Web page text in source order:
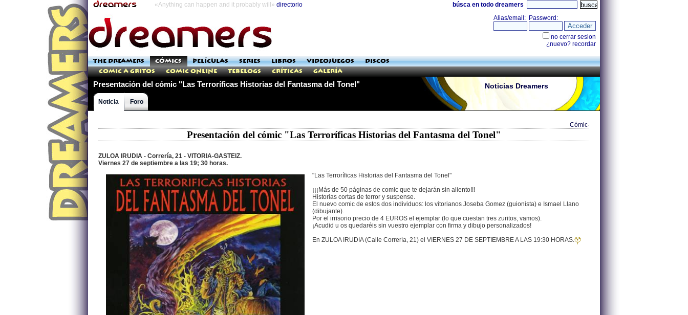
«Anything can happen and it probably will» directorio búsca en todo dreamers
THE DREAMERS CÓMICS PELÍCULAS SERIES LIBROS VIDEOJUEGOS
DISCOS
Comic a Gritos
Comic Online Tebelogs Críticas Galería
Presentación del cómic "Las Terroríficas Historias del Fantasma del Tonel" Noticias Dreamers
Noticia Foro
Cómic·
Presentación del cómic "Las Terroríficas Historias del Fantasma del Tonel"
ZULOA IRUDIA - Correría, 21 - VITORIA-GASTEIZ.
Viernes 27 de septiembre a las 19; 30 horas.
"Las Terroríficas Historias del Fantasma del Tonel"
¡¡¡Más de 50 páginas de comic que te dejarán sin aliento!!!
Historias cortas de terror y suspense.
El nuevo comic de estos dos individuos: los vitorianos Joseba Gomez (guionista) e Ismael Llano
(dibujante).
Por el irrisorio precio de 4 EUROS el ejemplar (lo que cuestan tres zuritos, vamos).
¡Acudid u os quedaréis sin vuestro ejemplar con firma y dibujo personalizados!
En ZULOA IRUDIA (Calle Correría, 21) el VIERNES 27 DE SEPTIEMBRE A LAS 19:30 HORAS.